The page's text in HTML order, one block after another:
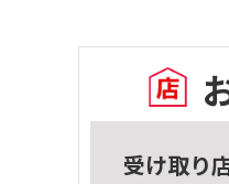
受け取り